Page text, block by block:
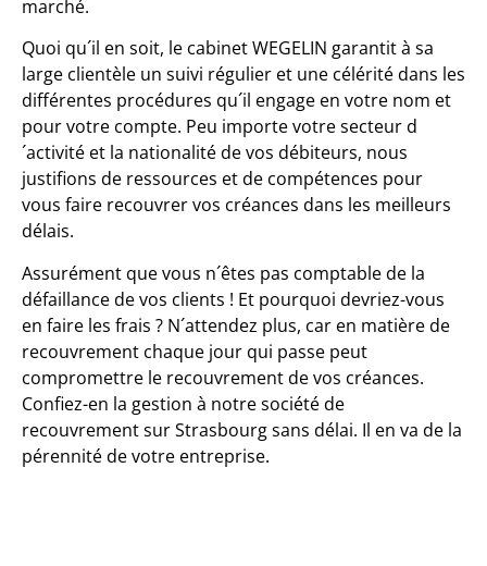
marché.
Quoi qu´il en soit, le cabinet WEGELIN garantit à sa
large clientèle un suivi régulier et une célérité dans les
différentes procédures qu´il engage en votre nom et
pour votre compte. Peu importe votre secteur d
´activité et la nationalité de vos débiteurs, nous
justifions de ressources et de compétences pour
vous faire recouvrer vos créances dans les meilleurs
délais.
Assurément que vous n´êtes pas comptable de la
défaillance de vos clients ! Et pourquoi devriez-vous
en faire les frais ? N´attendez plus, car en matière de
recouvrement chaque jour qui passe peut
compromettre le recouvrement de vos créances.
Confiez-en la gestion à notre société de
recouvrement sur Strasbourg sans délai. Il en va de la
pérennité de votre entreprise.